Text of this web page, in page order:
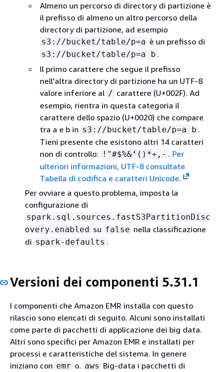
Almeno un percorso di directory di partizione è
il prefisso di almeno un altro percorso della
directory di partizione, ad esempio
s3://bucket/table/p=a è un prefisso di
s3://bucket/table/p=a b .
Il primo carattere che segue il prefisso
nell'altra directory di partizione ha un UTF-8
valore inferiore al / carattere (U+002F). Ad
esempio, rientra in questa categoria il
carattere dello spazio (U+0020) che compare
tra a e b in s3://bucket/table/p=a b .
Tieni presente che esistono altri 14 caratteri
non di controllo:
!"#$%&‘()*+,- . Per
ulteriori informazioni, UTF-8 consultate
Tabella di codifica e caratteri Unicode.
Per ovviare a questo problema, imposta la
configurazione di
spark.sql.sources.fastS3PartitionDisc
overy.enabled su false nella classificazione
di spark-defaults .
Versioni dei componenti 5.31.1
I componenti che Amazon EMR installa con questo
rilascio sono elencati di seguito. Alcuni sono installati
come parte di pacchetti di applicazione dei big data.
Altri sono specifici per Amazon EMR e installati per
processi e caratteristiche del sistema. In genere
iniziano con emr o. aws Big-data i pacchetti di